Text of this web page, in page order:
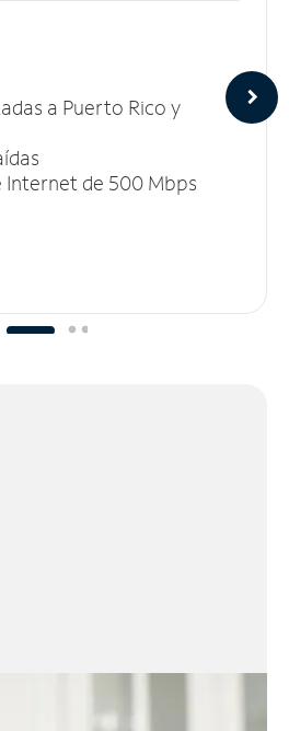
a Puerto Rico y
Internet de 500 Mbps